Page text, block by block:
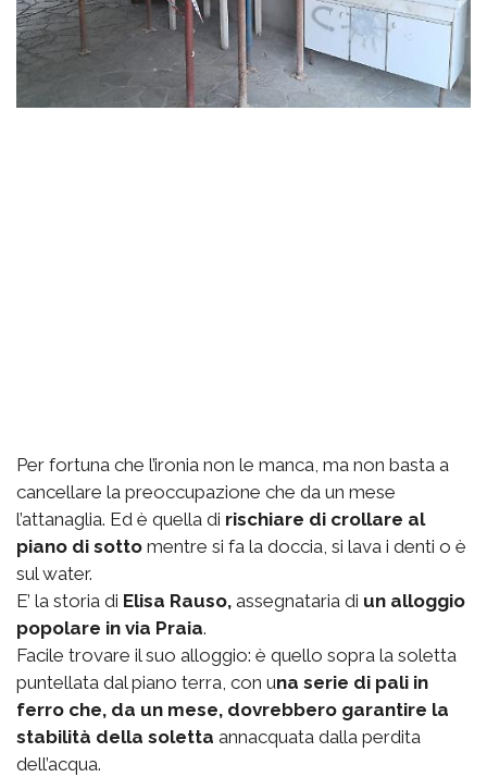
Per fortuna che l’ironia non le manca, ma non basta a
cancellare la preoccupazione che da un mese
l’attanaglia. Ed è quella di rischiare di crollare al
piano di sotto mentre si fa la doccia, si lava i denti o è
sul water.
E’ la storia di Elisa Rauso, assegnataria di un alloggio
popolare in via Praia.
Facile trovare il suo alloggio: è quello sopra la soletta
puntellata dal piano terra, con una serie di pali in
ferro che, da un mese, dovrebbero garantire la
stabilità della soletta annacquata dalla perdita
dell’acqua.